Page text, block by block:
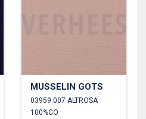
MUSSELIN GOTS
03959.007 ALTROSA
100%CO